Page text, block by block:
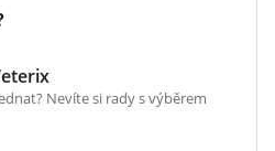
Nevíte si rady s výběrem